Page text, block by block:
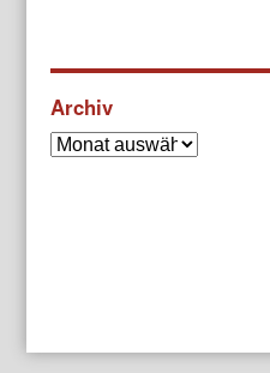
Archiv